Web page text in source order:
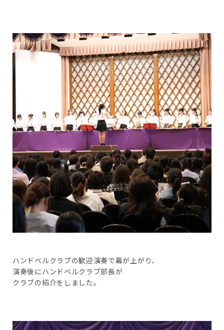
ハンドベルクラブの歓迎演奏で幕が上がり、
演奏後にハンドベルクラブ部長が
クラブの紹介をしました。